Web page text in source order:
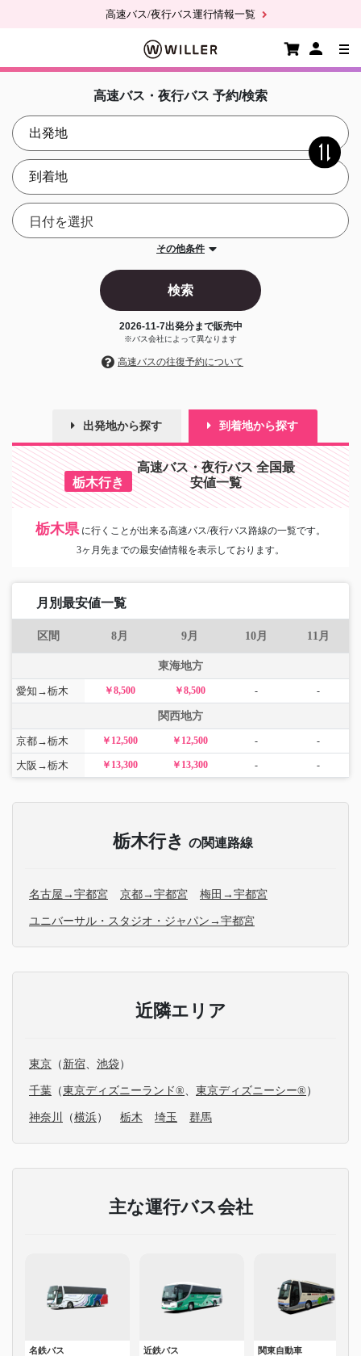
高速バス/夜行バス運行情報一覧
高速バス・夜行バス 予約/検索
その他条件
検索
2026-11-7出発分まで販売中
※バス会社によって異なります
高速バスの往復予約について
出発地から探す 到着地から探す
栃木行き
高速バス・夜行バス 全国最
安値一覧
栃木県 に行くことが出来る高速バス/夜行バス路線の一覧です。
3ヶ月先までの最安値情報を表示しております。
月別最安値一覧
区間 8月 9月 10月 11月
東海地方
愛知→栃木 ￥8,500 ￥8,500 - -
関西地方
京都→栃木 ￥12,500 ￥12,500 - -
大阪→栃木 ￥13,300 ￥13,300 - -
栃木行き の関連路線
名古屋→宇都宮 京都→宇都宮 梅田→宇都宮
ユニバーサル・スタジオ・ジャパン→宇都宮
近隣エリア
東京 （ 新宿、 池袋）
千葉 （東京ディズニーランド®、 東京ディズニーシー® ）
神奈川 （横浜） 栃木 埼玉 群馬
主な運行バス会社
名鉄バス
近鉄バス
関東自動車